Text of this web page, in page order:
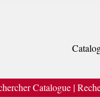
Catalogue |